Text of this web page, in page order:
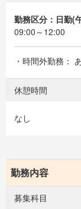
勤務区分：日勤(
09:00～12:00
・時間外勤務：
休憩時間
なし
勤務内容
募集科目